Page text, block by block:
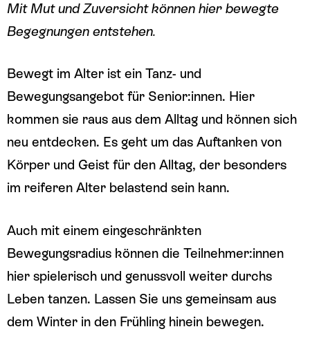
Mit Mut und Zuversicht können hier bewegte
Begegnungen entstehen.
Bewegt im Alter ist ein Tanz- und
Bewegungsangebot für Senior:innen. Hier
kommen sie raus aus dem Alltag und können sich
neu entdecken. Es geht um das Auftanken von
Körper und Geist für den Alltag, der besonders
im reiferen Alter belastend sein kann.
Auch mit einem eingeschränkten
Bewegungsradius können die Teilnehmer:innen
hier spielerisch und genussvoll weiter durchs
Leben tanzen. Lassen Sie uns gemeinsam aus
dem Winter in den Frühling hinein bewegen.